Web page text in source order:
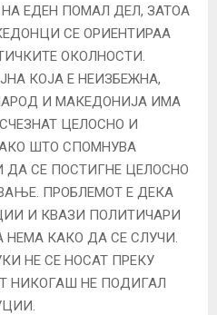
ЕДЕН ПОМАЛ ДЕЛ, ЗАТОА
СЕ ОРИЕНТИРАА
ОКОЛНОСТИ.
КОЈА Е НЕИЗБЕЖНА,
И МАКЕДОНИЈА ИМА
ЦЕЛОСНО И
ШТО СПОМНУВА
СЕ ПОСТИГНЕ ЦЕЛОСНО
ПРОБЛЕМОТ Е ДЕКА
И КВАЗИ ПОЛИТИЧАРИ
НЕМА КАКО ДА СЕ СЛУЧИ.
НЕ СЕ НОСАТ ПРЕКУ
НИКОГАШ НЕ ПОДИГАЛ